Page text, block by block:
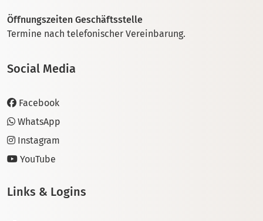
Öffnungszeiten Geschäftsstelle
Termine nach telefonischer Vereinbarung.
Social Media
Facebook
WhatsApp
Instagram
YouTube
Links & Logins